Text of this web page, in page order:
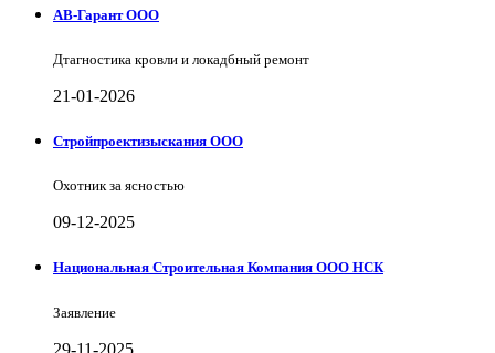
АВ-Гарант ООО
Дтагностика кровли и локадбный ремонт
21-01-2026
Стройпроектизыскания ООО
Охотник за ясностью
09-12-2025
Национальная Строительная Компания ООО НСК
Заявление
29-11-2025